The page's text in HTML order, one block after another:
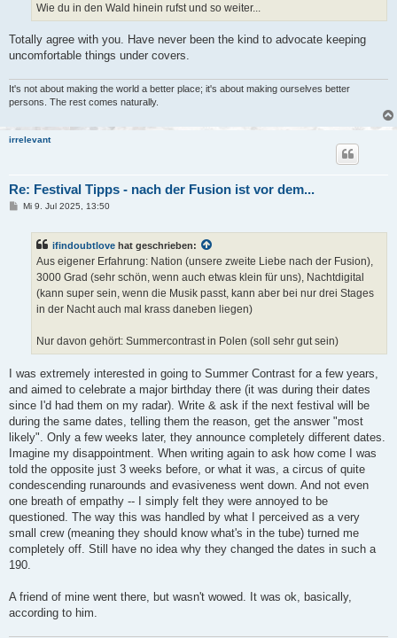
Wie du in den Wald hinein rufst und so weiter...
Totally agree with you. Have never been the kind to advocate keeping
uncomfortable things under covers.
It's not about making the world a better place; it's about making ourselves better
persons. The rest comes naturally.
irrelevant
Re: Festival Tipps - nach der Fusion ist vor dem...
BMi 9. Jul 2025, 13:50
ifindoubtlove hat geschrieben:
Aus eigener Erfahrung: Nation (unsere zweite Liebe nach der Fusion),
3000 Grad (sehr schön, wenn auch etwas klein für uns), Nachtdigital
(kann super sein, wenn die Musik passt, kann aber bei nur drei Stages
in der Nacht auch mal krass daneben liegen)
Nur davon gehört: Summercontrast in Polen (soll sehr gut sein)
I was extremely interested in going to Summer Contrast for a few years,
and aimed to celebrate a major birthday there (it was during their dates
since I'd had them on my radar). Write & ask if the next festival will be
during the same dates, telling them the reason, get the answer "most
likely". Only a few weeks later, they announce completely different dates.
Imagine my disappointment. When writing again to ask how come I was
told the opposite just 3 weeks before, or what it was, a circus of quite
condescending runarounds and evasiveness went down. And not even
one breath of empathy -- I simply felt they were annoyed to be
questioned. The way this was handled by what I perceived as a very
small crew (meaning they should know what's in the tube) turned me
completely off. Still have no idea why they changed the dates in such a
190.
A friend of mine went there, but wasn't wowed. It was ok, basically,
according to him.